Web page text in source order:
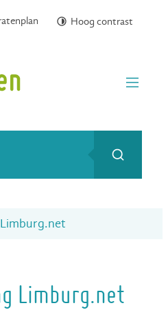
Hoog contrast
Zoeken
menu
Limburg.net